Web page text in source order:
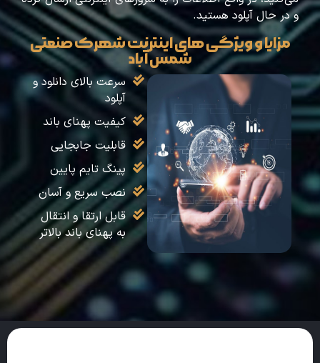
و در حال آپلود هستید.
مزایا و ویژگی های اینترنت شهرک صنعتی
شمس آباد
سرعت بالای دانلود و
آپلود
کیفیت پهنای باند
قابلیت جابجایی
پینگ تایم پایین
نصب سریع و آسان
قابل ارتقا و انتقال
به پهنای باند بالاتر